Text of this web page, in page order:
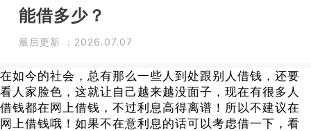
能借多少？
最后更新 ：2026.07.07
在如今的社会，总有那么一些人到处跟别人借钱，还要
看人家脸色，这就让自己越来越没面子，现在有很多人
借钱都在网上借钱，不过利息高得离谱！所以不建议在
网上借钱哦！如果不在意利息的话可以考虑借一下，看